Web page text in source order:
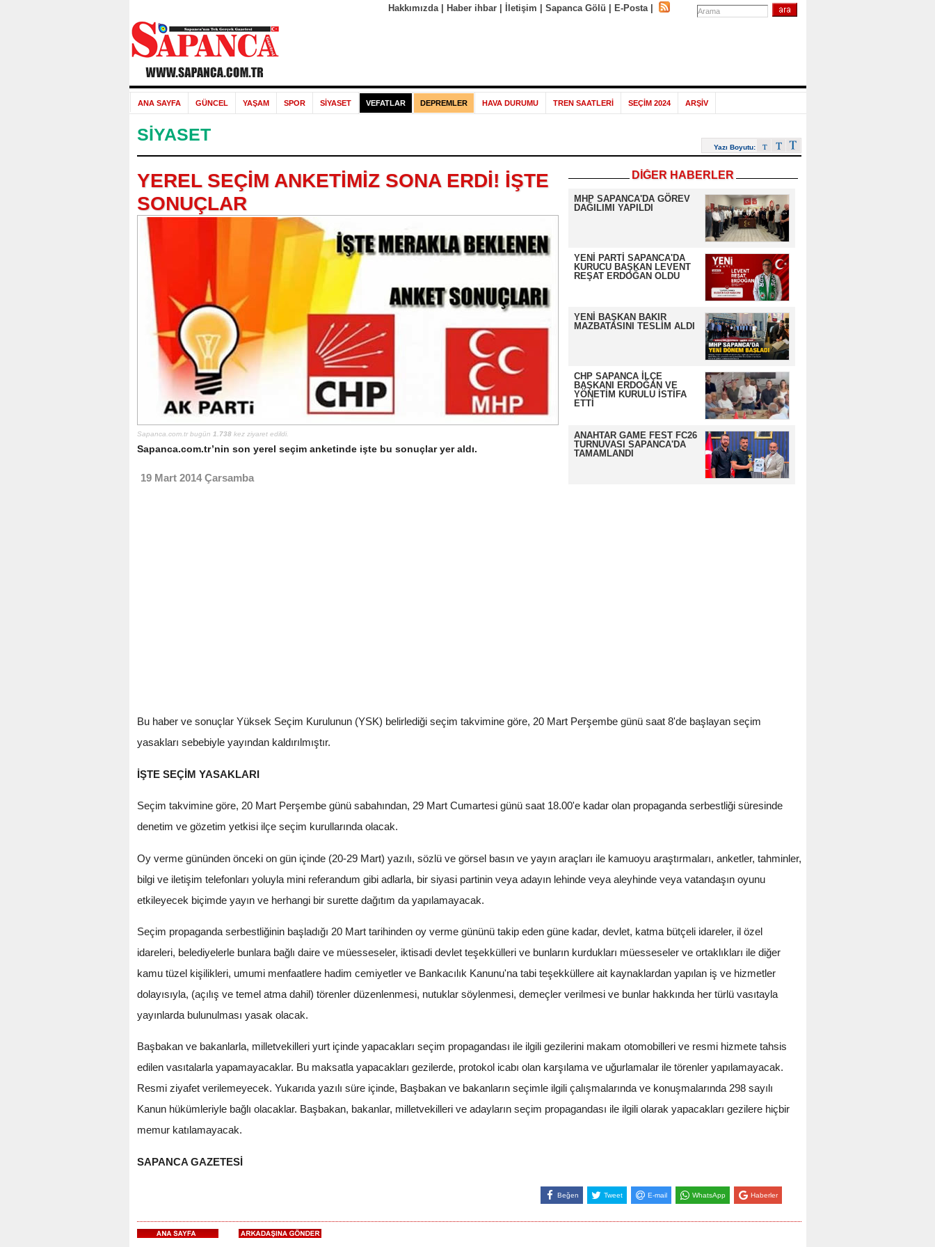
Hakkımızda| Haber ihbar| İletişim Sapanca Gölü E-Posta|
ANA SAYFA GÜNCEL YAŞAM SPOR SİYASET VEFATLAR DEPREMLER HAVA DURUMU TREN SAATLERİ SEÇİM 2024 ARŞİV
SİYASET
Yazı Boyutu:
DİĞER HABERLER
MHP SAPANCA'DA GÖREV
DAĞILIMI YAPILDI
YENİ PARTİ SAPANCA'DA
KURUCU BAŞKAN LEVENT
REŞAT ERDOĞAN OLDU
YENİ BAŞKAN BAKIR
MAZBATASINI TESLİM ALDI
CHP SAPANCA İLÇE
BAŞKANI ERDOĞAN VE
YÖNETİM KURULU İSTİFA
ETTİ
ANAHTAR GAME FEST FC26
TURNUVASI SAPANCA'DA
TAMAMLANDI
YEREL SEÇİM ANKETİMİZ SONA ERDİ! İŞTE
SONUÇLAR
Sapanca.com.tr bugün 1.738kez ziyaret edildi.
Sapanca.com.tr’nin son yerel seçim anketinde işte bu sonuçlar yer aldı.
19 Mart 2014 Çarsamba
Bu haber ve sonuçlar Yüksek Seçim Kurulunun (YSK) belirlediği seçim takvimine göre, 20 Mart Perşembe günü saat 8'de başlayan seçim
yasakları sebebiyle yayından kaldırılmıştır.
İŞTE SEÇİM YASAKLARI
Seçim takvimine göre, 20 Mart Perşembe günü sabahından, 29 Mart Cumartesi günü saat 18.00'e kadar olan propaganda serbestliği süresinde
denetim ve gözetim yetkisi ilçe seçim kurullarında olacak.
Oy verme gününden önceki on gün içinde (20-29 Mart) yazılı, sözlü ve görsel basın ve yayın araçları ile kamuoyu araştırmaları, anketler, tahminler,
bilgi ve iletişim telefonları yoluyla mini referandum gibi adlarla, bir siyasi partinin veya adayın lehinde veya aleyhinde veya vatandaşın oyunu
etkileyecek biçimde yayın ve herhangi bir surette dağıtım da yapılamayacak.
Seçim propaganda serbestliğinin başladığı 20 Mart tarihinden oy verme gününü takip eden güne kadar, devlet, katma bütçeli idareler, il özel
idareleri, belediyelerle bunlara bağlı daire ve müesseseler, iktisadi devlet teşekkülleri ve bunların kurdukları müesseseler ve ortaklıkları ile diğer
kamu tüzel kişilikleri, umumi menfaatlere hadim cemiyetler ve Bankacılık Kanunu'na tabi teşekküllere ait kaynaklardan yapılan iş ve hizmetler
dolayısıyla, (açılış ve temel atma dahil) törenler düzenlenmesi, nutuklar söylenmesi, demeçler verilmesi ve bunlar hakkında her türlü vasıtayla
yayınlarda bulunulması yasak olacak.
Başbakan ve bakanlarla, milletvekilleri yurt içinde yapacakları seçim propagandası ile ilgili gezilerini makam otomobilleri ve resmi hizmete tahsis
edilen vasıtalarla yapamayacaklar. Bu maksatla yapacakları gezilerde, protokol icabı olan karşılama ve uğurlamalar ile törenler yapılamayacak.
Resmi ziyafet verilemeyecek. Yukarıda yazılı süre içinde, Başbakan ve bakanların seçimle ilgili çalışmalarında ve konuşmalarında 298 sayılı
Kanun hükümleriyle bağlı olacaklar. Başbakan, bakanlar, milletvekilleri ve adayların seçim propagandası ile ilgili olarak yapacakları gezilere hiçbir
memur katılamayacak.
SAPANCA GAZETESİ
Beğen Tweet E-mail WhatsApp Haberler